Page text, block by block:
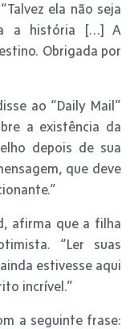
ela não seja
a história […] A
Obrigada por
ao “Daily Mail”
a existência da
depois de sua
que deve
afirma que a filha
“Ler suas
estivesse aqui
incrível.”
a seguinte frase: